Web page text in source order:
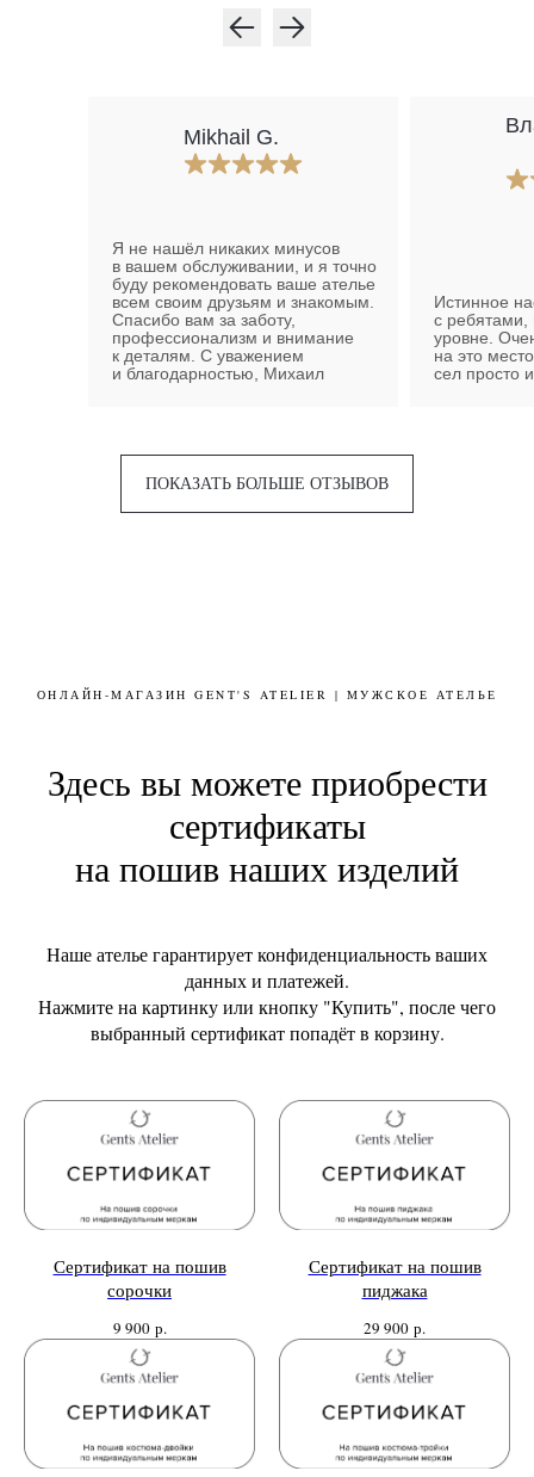
Я не нашёл никаких минусов
в вашем обслуживании, и я точно
буду рекомендовать ваше ателье
всем своим друзьям и знакомым.
Спасибо вам за заботу,
профессионализм и внимание
к деталям. С уважением
и благодарностью, Михаил
Истинное
с
уровне.
на это
сел просто
Mikhail G.
ПОКАЗАТЬ БОЛЬШЕ ОТЗЫВОВ
ОНЛАЙН-МАГАЗИН GENT'S ATELIER | МУЖСКОЕ АТЕЛЬЕ
Здесь вы можете приобрести
сертификаты
на пошив наших изделий
Наше ателье гарантирует конфиденциальность ваших
данных и платежей.
Нажмите на картинку или кнопку "Купить", после чего
выбранный сертификат попадёт в корзину.
Сертификат на пошив
сорочки
9 900 р.
Сертификат на пошив
пиджака
29 900 р.